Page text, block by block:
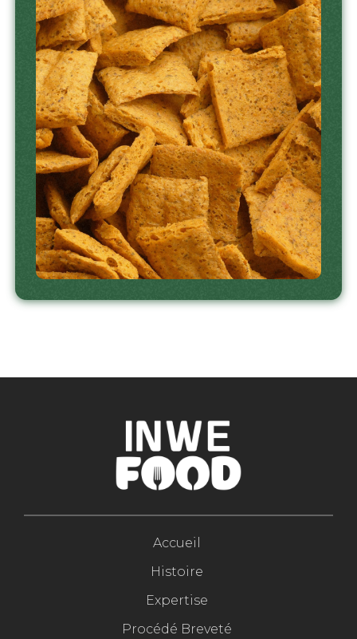
Accueil
Histoire
Expertise
Procédé Breveté